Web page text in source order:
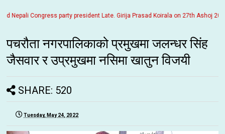
Congress party president Late. Girija Prasad Koirala on 27th Ashoj
पचरौता नगरपालिकाको प्रमुखमा जलन्धर सिंह
जैसवार र उप्रमुखमा नसिमा खातुन विजयी
SHARE: 520
Tuesday, May 24, 2022